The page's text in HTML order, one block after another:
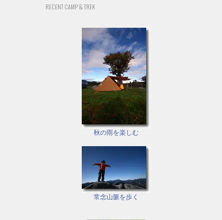
RECENT CAMP & TREK
秋の雨を楽しむ
常念山脈を歩く